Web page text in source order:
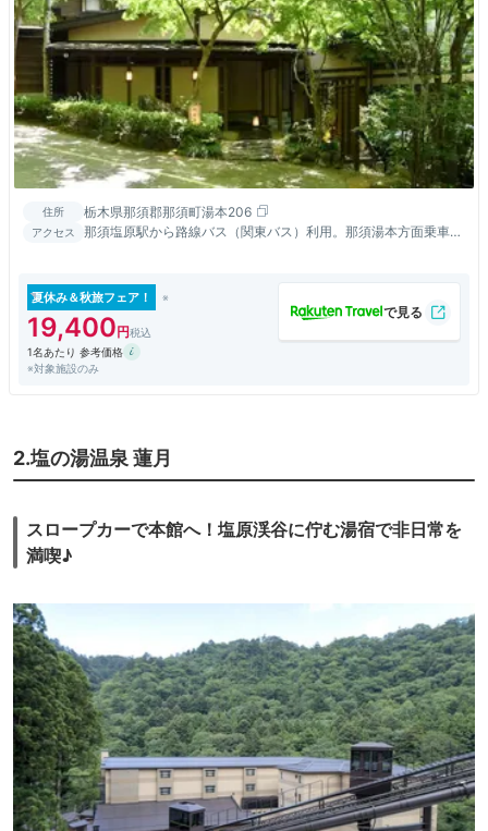
住所 栃木県那須郡那須町湯本206
アクセス
那須塩原駅から路線バス（関東バス）利用。那須湯本方面乗車、
夏休み＆秋旅フェア！
19,400
1名あたり 参考価格
※対象施設のみ
2.塩の湯温泉 蓮月
スロープカーで本館へ！塩原渓谷に佇む湯宿で非日常を
満喫♪